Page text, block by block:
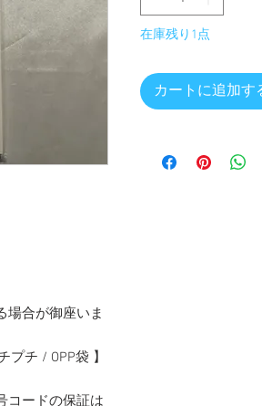
場合が御座いま
チ / OPP袋 】
コードの保証は
在庫残り1点
カートに追加す